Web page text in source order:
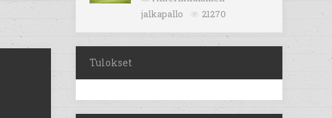
jalkapallo
21270
Tulokset